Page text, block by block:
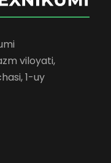
viloyati,
1-uy